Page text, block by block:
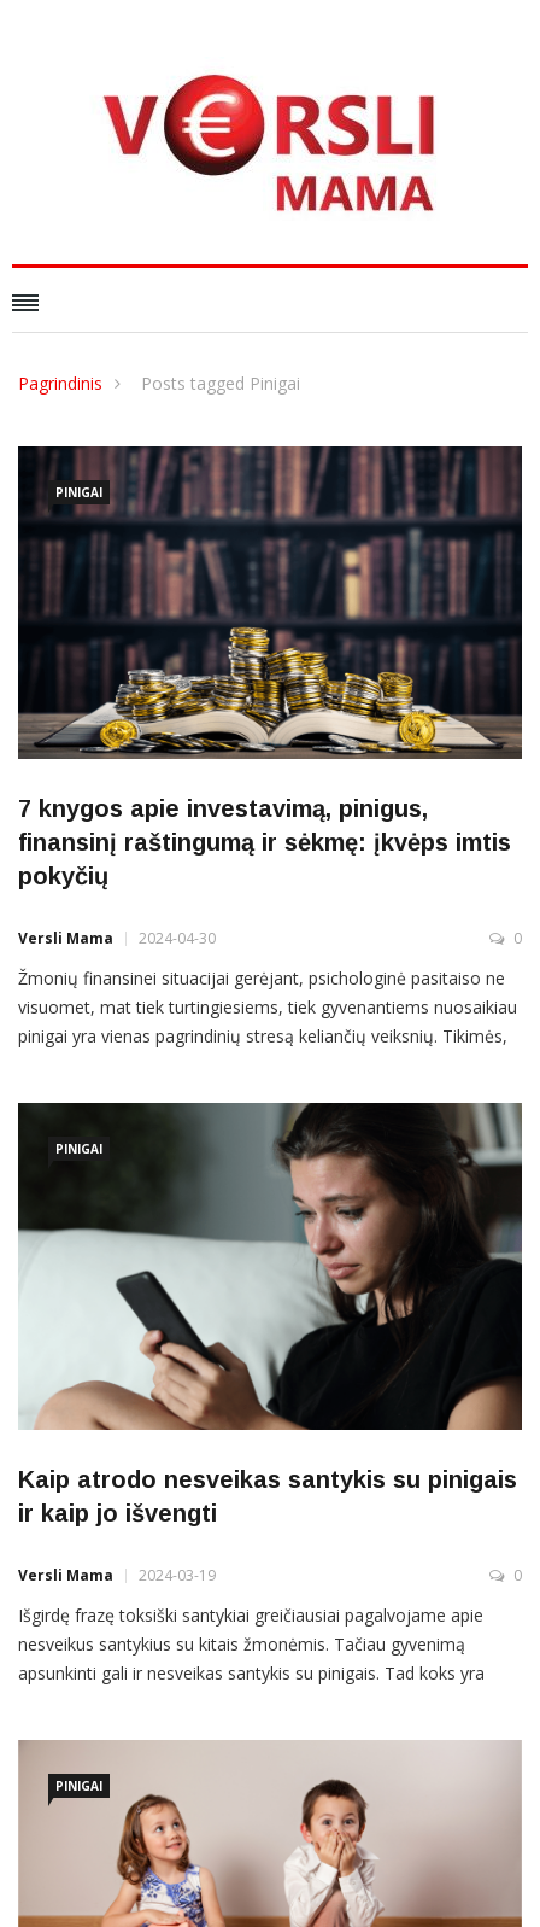
Pagrindinis Posts tagged Pinigai
PINIGAI
7 knygos apie investavimą, pinigus,
finansinį raštingumą ir sėkmę: įkvėps imtis
pokyčių
Versli Mama 2024-04-30 0
Žmonių finansinei situacijai gerėjant, psichologinė pasitaiso ne
visuomet, mat tiek turtingiesiems, tiek gyvenantiems nuosaikiau
pinigai yra vienas pagrindinių stresą keliančių veiksnių. Tikimės,
PINIGAI
Kaip atrodo nesveikas santykis su pinigais
ir kaip jo išvengti
Versli Mama 2024-03-19 0
Išgirdę frazę toksiški santykiai greičiausiai pagalvojame apie
nesveikus santykius su kitais žmonėmis. Tačiau gyvenimą
apsunkinti gali ir nesveikas santykis su pinigais. Tad koks yra
PINIGAI